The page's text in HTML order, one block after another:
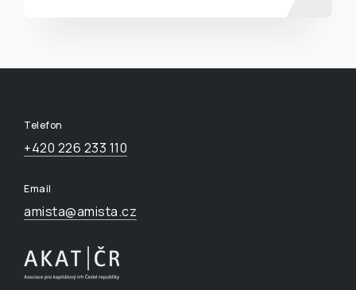
Telefon
+420 226 233 110
Email
amista@amista.cz